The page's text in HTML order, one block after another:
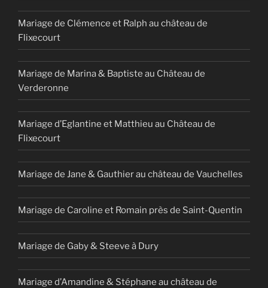
Mariage de Clémence et Ralph au château de
Flixecourt
Mariage de Marina & Baptiste au Château de
Verderonne
Mariage d’Eglantine et Matthieu au Château de
Flixecourt
Mariage de Jane & Gauthier au château de Vauchelles
Mariage de Caroline et Romain près de Saint-Quentin
Mariage de Gaby & Steeve à Dury
Mariage d’Amandine & Stéphane au château de